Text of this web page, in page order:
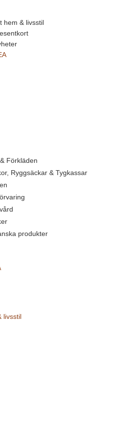
hem & livsstil
Förkläden
Ryggsäckar & Tygkassar
produkter
livsstil